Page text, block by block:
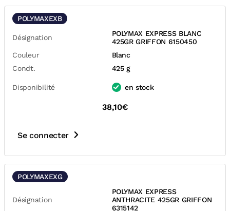
POLYMAXEXB
Désignation
POLYMAX EXPRESS BLANC
425GR GRIFFON 6150450
Couleur
Blanc
Condt.
425 g
Disponibilité en stock
38,10€
Se connecter
POLYMAXEXG
Désignation
POLYMAX EXPRESS
ANTHRACITE 425GR GRIFFON
6315142